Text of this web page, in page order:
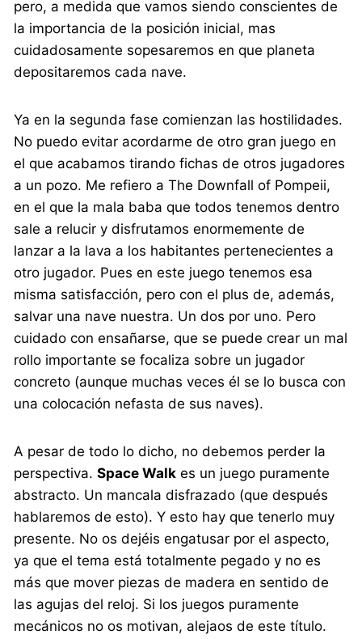
pero, a medida que vamos siendo conscientes de
la importancia de la posición inicial, mas
cuidadosamente sopesaremos en que planeta
depositaremos cada nave.
Ya en la segunda fase comienzan las hostilidades.
No puedo evitar acordarme de otro gran juego en
el que acabamos tirando fichas de otros jugadores
a un pozo. Me refiero a The Downfall of Pompeii,
en el que la mala baba que todos tenemos dentro
sale a relucir y disfrutamos enormemente de
lanzar a la lava a los habitantes pertenecientes a
otro jugador. Pues en este juego tenemos esa
misma satisfacción, pero con el plus de, además,
salvar una nave nuestra. Un dos por uno. Pero
cuidado con ensañarse, que se puede crear un mal
rollo importante se focaliza sobre un jugador
concreto (aunque muchas veces él se lo busca con
una colocación nefasta de sus naves).
A pesar de todo lo dicho, no debemos perder la
perspectiva.Space Walk es un juego puramente
abstracto. Un mancala disfrazado (que después
hablaremos de esto). Y esto hay que tenerlo muy
presente. No os dejéis engatusar por el aspecto,
ya que el tema está totalmente pegado y no es
más que mover piezas de madera en sentido de
las agujas del reloj. Si los juegos puramente
mecánicos no os motivan, alejaos de este título.